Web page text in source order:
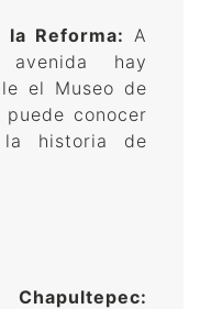
la Reforma: A
hay
el Museo de
conocer
historia de